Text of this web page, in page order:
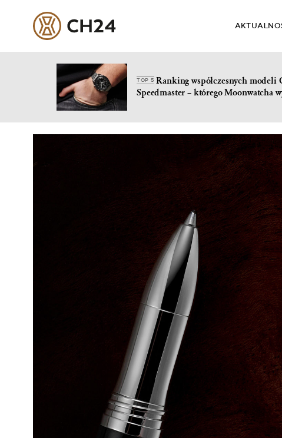
TOP 5Ranking współczesnych modeli
Speedmaster – którego Moonwatcha